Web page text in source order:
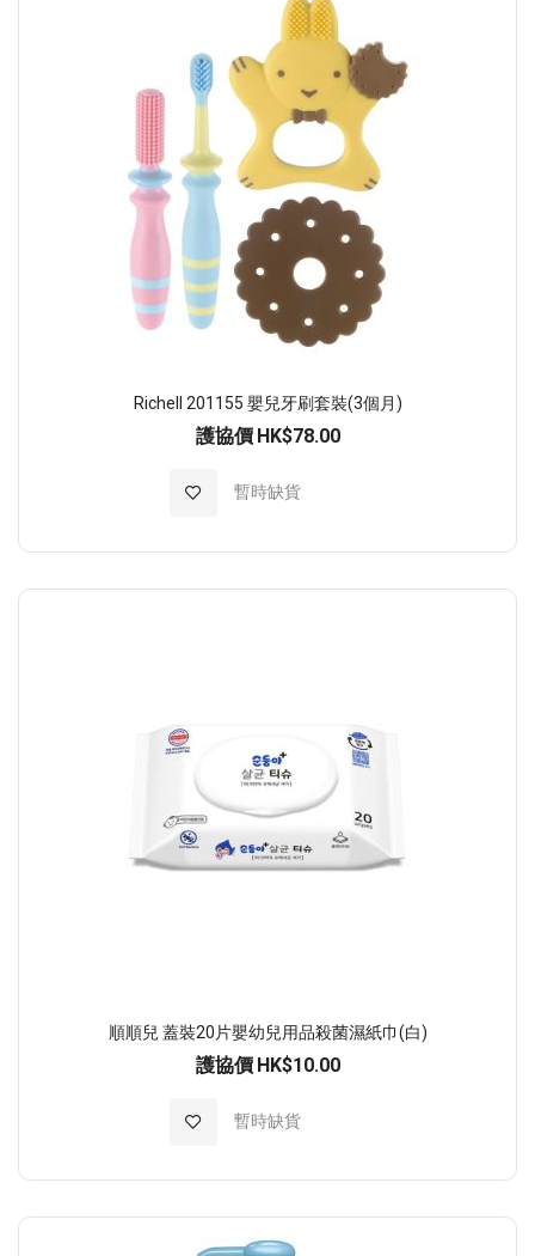
Richell 201155 嬰兒牙刷套裝(3個月)
護協價 HK$78.00
暫時缺貨
加入至願望清單
順順兒 蓋裝20片嬰幼兒用品殺菌濕紙巾(白)
護協價 HK$10.00
暫時缺貨
加入至願望清單